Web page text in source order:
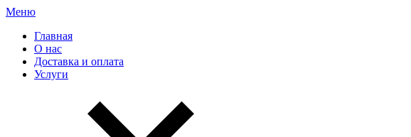
Меню
Главная
О нас
Доставка и оплата
Услуги